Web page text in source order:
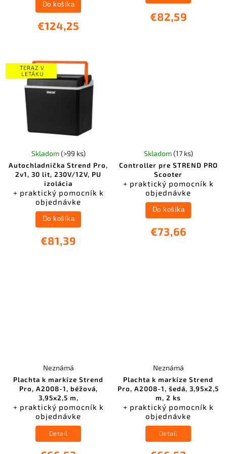
€124,25
Do košíka
€82,59
TERAZ V
LETÁKU
Autochladnička Strend Pro,
2v1, 30 lit, 230V/12V, PU
izolácia
+ praktický pomocník k
objednávke
Skladom(>99 ks)
€81,39
Do košíka
Controller pre STREND PRO
Scooter
+ praktický pomocník k
objednávke
Skladom(17 ks)
€73,66
Do košíka
Plachta k markíze Strend
Pro, A2008-1, béžová,
3,95x2,5 m,
+ praktický pomocník k
objednávke
Neznámá
Detail
Plachta k markíze Strend
Pro, A2008-1, šedá, 3,95x2,5
m, 2 ks
+ praktický pomocník k
objednávke
Neznámá
Detail